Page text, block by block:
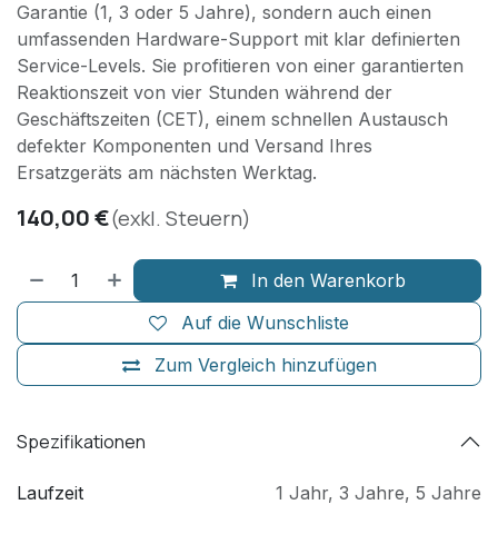
Garantie (1, 3 oder 5 Jahre), sondern auch einen
umfassenden Hardware-Support mit klar definierten
Service-Levels. Sie profitieren von einer garantierten
Reaktionszeit von vier Stunden während der
Geschäftszeiten (CET), einem schnellen Austausch
defekter Komponenten und Versand Ihres
Ersatzgeräts am nächsten Werktag.
140,00€(exkl. Steuern)
In den Warenkorb
Zum Vergleich hinzufügen
Auf die Wunschliste
Spezifikationen
Laufzeit 1 Jahr, 3 Jahre, 5 Jahre